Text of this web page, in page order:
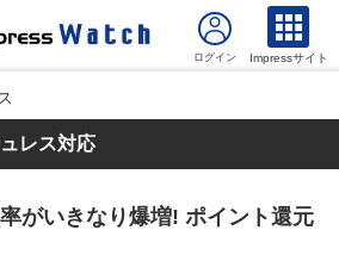
Impressサイト
レス対応
がいきなり爆増! ポイント還元